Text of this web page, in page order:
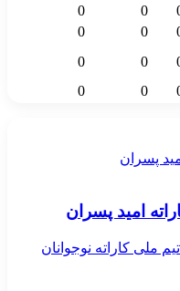
0
0
0
0
0
0
0
0
پسران
امید پسران
ملی کاراته نوجوانان